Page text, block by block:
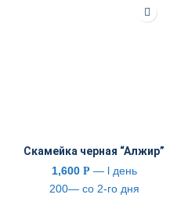
Скамейка черная “Алжир”
1,600 Р — l день
200— со 2-го дня